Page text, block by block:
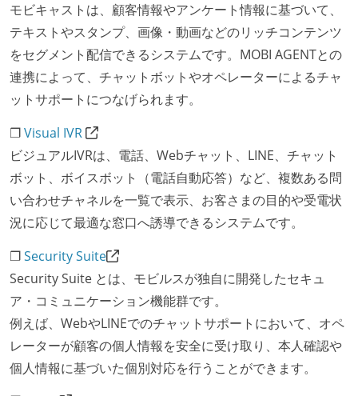
モビキャストは、顧客情報やアンケート情報に基づいて、
テキストやスタンプ、画像・動画などのリッチコンテンツ
をセグメント配信できるシステムです。MOBI AGENTとの
連携によって、チャットボットやオペレーターによるチャ
ットサポートにつなげられます。
❐Visual IVR
ビジュアルIVRは、電話、Webチャット、LINE、チャット
ボット、ボイスボット（電話自動応答）など、複数ある問
い合わせチャネルを一覧で表示、お客さまの目的や受電状
況に応じて最適な窓口へ誘導できるシステムです。
❐Security Suite
Security Suite とは、モビルスが独自に開発したセキュ
ア・コミュニケーション機能群です。
例えば、WebやLINEでのチャットサポートにおいて、オペ
レーターが顧客の個人情報を安全に受け取り、本人確認や
個人情報に基づいた個別対応を行うことができます。